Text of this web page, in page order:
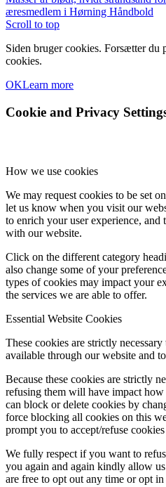
æresmedlem i Hørning Håndbold
Scroll to top
Siden bruger cookies. Forsætter du
cookies.
OKLearn more
Cookie and Privacy
How we use cookies
We may request cookies to be set
let us know when you visit our
to enrich your user experience,
with our website.
Click on the different category
also change some of your
types of cookies may impact your
the services we are able to offer.
Essential Website Cookies
These cookies are strictly
available through our website and
Because these cookies are strictly
refusing them will have impact
can block or delete cookies by
force blocking all cookies on this
prompt you to accept/refuse
We fully respect if you want to
you again and again kindly allow
are free to opt out any time or opt